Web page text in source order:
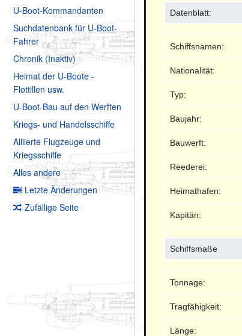
U-Boot-Kommandanten
Suchdatenbank für U-Boot-
Fahrer
Chronik (Inaktiv)
Heimat der U-Boote -
Flottillen usw.
U-Boot-Bau auf den Werften
Kriegs- und Handelsschiffe
Alliierte Flugzeuge und
Kriegsschiffe
Alles andere
Letzte Änderungen
Zufällige Seite
Datenblatt:
Schiffsnamen:
Nationalität:
Typ:
Baujahr:
Bauwerft:
Reederei:
Heimathafen:
Kapitän:
Schiffsmaße
Tonnage:
Tragfähigkeit:
Länge: